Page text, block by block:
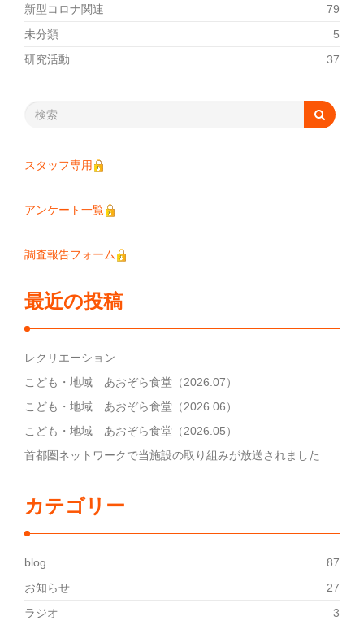
新型コロナ関連
79
未分類
5
研究活動
37
スタッフ専用
アンケート一覧
調査報告フォーム
最近の投稿
レクリエーション
こども・地域 あおぞら食堂（2026.07）
こども・地域 あおぞら食堂（2026.06）
こども・地域 あおぞら食堂（2026.05）
首都圏ネットワークで当施設の取り組みが放送されました
カテゴリー
blog
87
お知らせ
27
ラジオ
3